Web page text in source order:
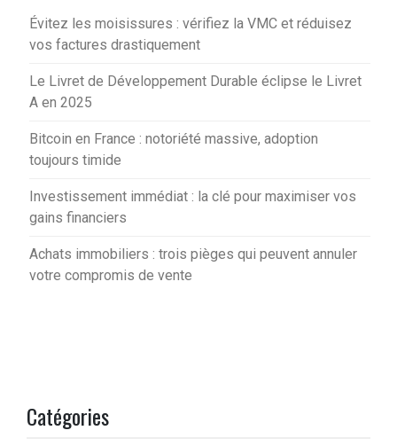
Évitez les moisissures : vérifiez la VMC et réduisez
vos factures drastiquement
Le Livret de Développement Durable éclipse le Livret
A en 2025
Bitcoin en France : notoriété massive, adoption
toujours timide
Investissement immédiat : la clé pour maximiser vos
gains financiers
Achats immobiliers : trois pièges qui peuvent annuler
votre compromis de vente
Catégories